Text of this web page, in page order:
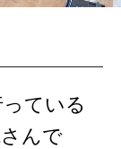
ている
んで